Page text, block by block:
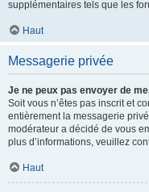
supplémentaires tels que les
Haut
Messagerie privée
Je ne peux pas envoyer de
Soit vous n’êtes pas inscrit et
entièrement la messagerie
modérateur a décidé de vous
plus d’informations, veuillez
Haut